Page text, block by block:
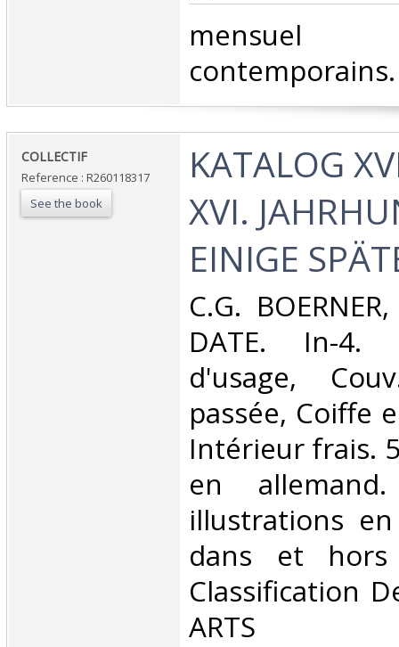
‎COLLECTIF‎
Reference : R260118317
See the book
‎KATALOG
XVI.
EINIGE
‎C.G.
DATE. In-4.
d'usage,
passée, Coiffe
Intérieur frais.
en allemand.
illustrations
dans et
Classification
ARTS‎